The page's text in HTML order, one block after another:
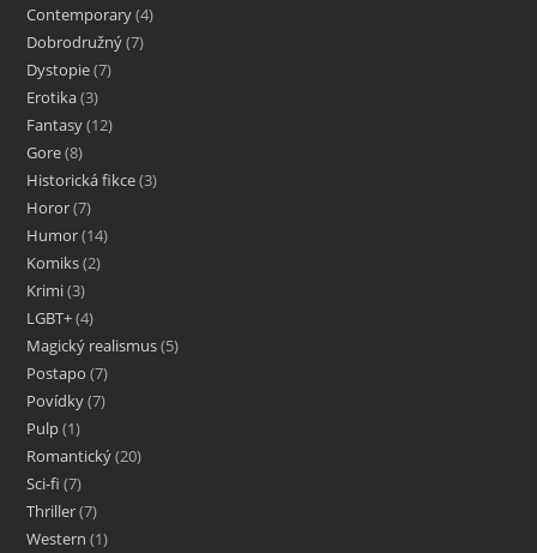
Contemporary 4
Dobrodružný 7
Dystopie 7
Erotika 3
Fantasy 12
Gore 8
Historická fikce 3
Horor 7
Humor 14
Komiks 2
Krimi 3
LGBT+ 4
Magický realismus 5
Postapo 7
Povídky 7
Pulp 1
Romantický 20
Sci-fi 7
Thriller 7
Western 1